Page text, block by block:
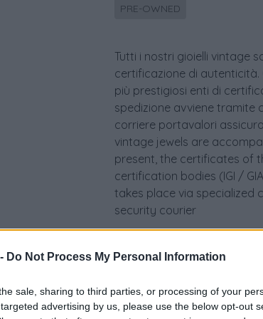
Do Not Process My Personal Information
sale, sharing to third parties, or processing of your
advertising by us, please use the below opt-out
PRE-OWNED
Tutti i nostri gioielli vintage
certificazione di
più prestigiosi enti di
spedizione avviene tramite
corriere portavalori
vintage jewels are
present, the certificates of
certification bodies (IGI /
takes place via specialized
security courier